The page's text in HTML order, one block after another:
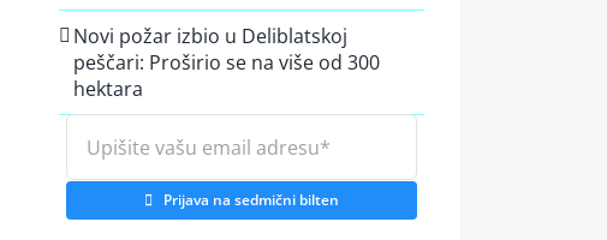
Novi požar izbio u Deliblatskoj
peščari: Proširio se na više od 300
hektara
Prijava na sedmični bilten